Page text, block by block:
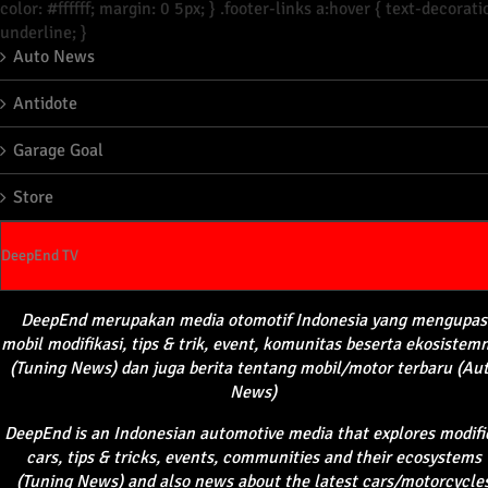
color: #ffffff; margin: 0 5px; } .footer-links a:hover { text-
underline; }
Auto News
Antidote
Garage Goal
Store
DeepEnd TV
DeepEnd merupakanmedia otomotifIndonesia yangmengupas
mobil modifikasi, tips & trik, event, komunitas beserta
(Tuning News) dan juga berita tentang mobil/motor terbaru
News)
DeepEndis an Indonesian automotive media that explores
cars, tips & tricks, events, communities and their ecosystems
(Tuning News) and also news about the latest cars/